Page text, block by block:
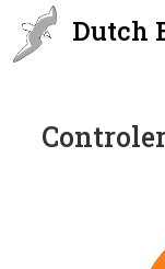
Dutch